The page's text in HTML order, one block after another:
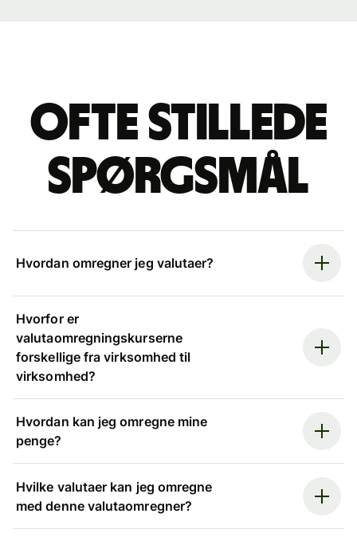
Ofte stillede
spørgsmål
Hvordan omregner jeg valutaer?
Hvorfor er
valutaomregningskurserne
forskellige fra virksomhed til
virksomhed?
Hvordan kan jeg omregne mine
penge?
Hvilke valutaer kan jeg omregne
med denne valutaomregner?